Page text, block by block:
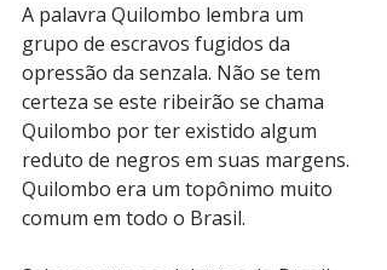
A palavra Quilombo lembra um
grupo de escravos fugidos da
opressão da senzala. Não se tem
certeza se este ribeirão se chama
Quilombo por ter existido algum
reduto de negros em suas margens.
Quilombo era um topônimo muito
comum em todo o Brasil.